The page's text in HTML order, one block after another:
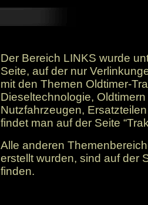
Der Bereich LINKS wurde
Seite, auf der nur
mit den Themen Oldtimer-
Dieseltechnologie,
Nutzfahrzeugen,
findet man auf der Seite
Alle anderen
erstellt wurden, sind auf der
finden.